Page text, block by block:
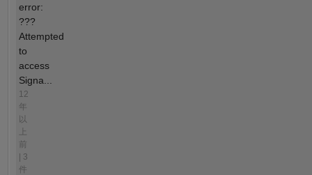
error:
???
Attempted
to
access
Signa...
12
年
以
前
| 3
件